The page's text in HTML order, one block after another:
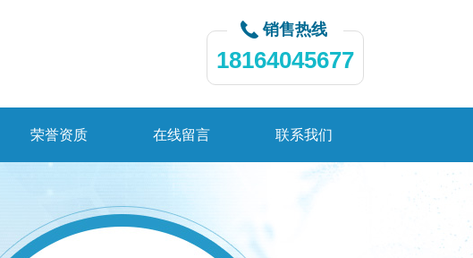
销售热线
18164045677
荣誉资质 在线留言 联系我们